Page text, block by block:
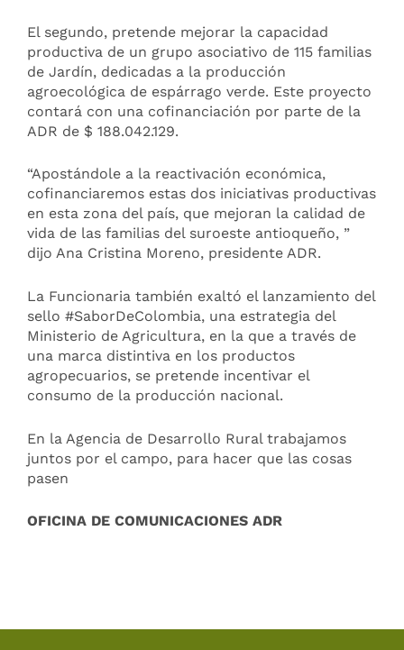
El segundo, pretende mejorar la capacidad
productiva de un grupo asociativo de 115 familias
de Jardín, dedicadas a la producción
agroecológica de espárrago verde. Este proyecto
contará con una cofinanciación por parte de la
ADR de $ 188.042.129.
“Apostándole a la reactivación económica,
cofinanciaremos estas dos iniciativas productivas
en esta zona del país, que mejoran la calidad de
vida de las familias del suroeste antioqueño, ”
dijo Ana Cristina Moreno, presidente ADR.
La Funcionaria también exaltó el lanzamiento del
sello #SaborDeColombia, una estrategia del
Ministerio de Agricultura, en la que a través de
una marca distintiva en los productos
agropecuarios, se pretende incentivar el
consumo de la producción nacional.
En la Agencia de Desarrollo Rural trabajamos
juntos por el campo, para hacer que las cosas
pasen
OFICINA DE COMUNICACIONES ADR